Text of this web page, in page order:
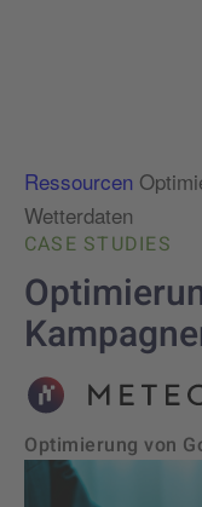
Ressourcen
Wetterdaten
CASE STUDIES
Optimierung von